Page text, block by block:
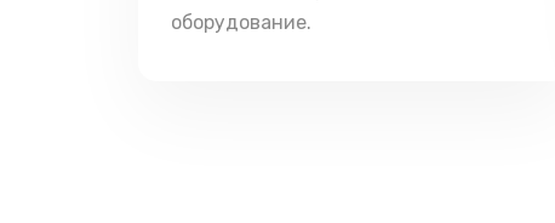
оборудование.